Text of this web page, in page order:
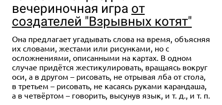
Дополнение 2-5 30-45 7+
Мачи Коро: Шарп
11 отзывов
799 ₽
2-5 30-45 7+
Набор игр "Мачи Коро":
"Магнат"
95 отзывов
1 947 ₽ 2 289 ₽ -15%
вечериночная игра от
создателей "Взрывных котят"
Она предлагает угадывать слова на время, объясняя
их словами, жестами или рисунками, но с
осложнениями, описанными на картах. В одном
случае придётся жестикулировать, вращаясь вокруг
оси, а в другом – рисовать, не отрывая лба от стола,
в третьем – рисовать, не касаясь руками карандаша,
а в четвёртом – говорить, высунув язык, и т. д., и т. п.